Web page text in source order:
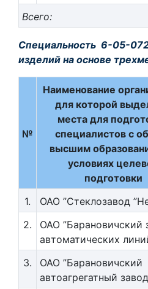
Всего:
Специальность 6-05-
изделий на основе
№
Наименование
для которой
места для
специалистов с
высшим
условиях
подготовки
1. ОАО ”Стеклозавод
2.
ОАО ”Барановичский
автоматических
3.
ОАО ”Барановичский
автоагрегатный